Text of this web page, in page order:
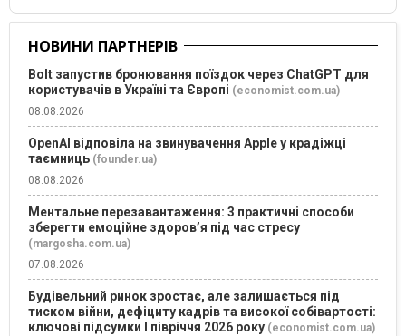
НОВИНИ ПАРТНЕРІВ
Bolt запустив бронювання поїздок через ChatGPT для
користувачів в Україні та Європі (economist.com.ua)
08.08.2026
OpenAI відповіла на звинувачення Apple у крадіжці
таємниць (founder.ua)
08.08.2026
Ментальне перезавантаження: 3 практичні способи
зберегти емоційне здоров’я під час стресу
(margosha.com.ua)
07.08.2026
Будівельний ринок зростає, але залишається під
тиском війни, дефіциту кадрів та високої собівартості:
ключові підсумки І півріччя 2026 року (economist.com.ua)